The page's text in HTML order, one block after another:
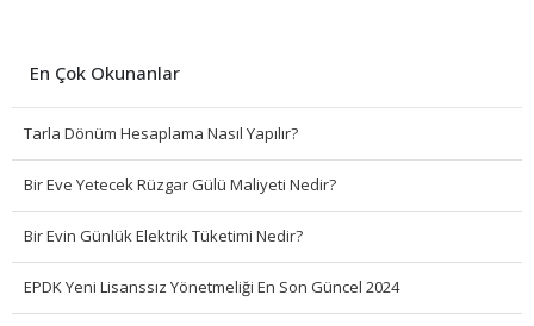
En Çok Okunanlar
Tarla Dönüm Hesaplama Nasıl Yapılır?
Bir Eve Yetecek Rüzgar Gülü Maliyeti Nedir?
Bir Evin Günlük Elektrik Tüketimi Nedir?
EPDK Yeni Lisanssız Yönetmeliği En Son Güncel 2024